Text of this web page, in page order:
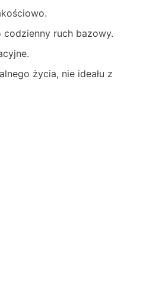
codzienny ruch bazowy.
życia, nie ideału z